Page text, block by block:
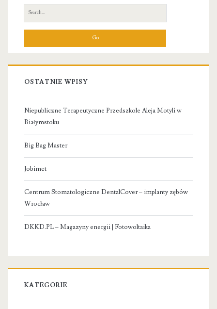
Sidebar
Search
for:
OSTATNIE WPISY
Niepubliczne Terapeutyczne Przedszkole Aleja Motyli w
Białymstoku
Big Bag Master
Jobimet
Centrum Stomatologiczne DentalCover – implanty zębów
Wrocław
DKKD.PL – Magazyny energii | Fotowoltaika
KATEGORIE